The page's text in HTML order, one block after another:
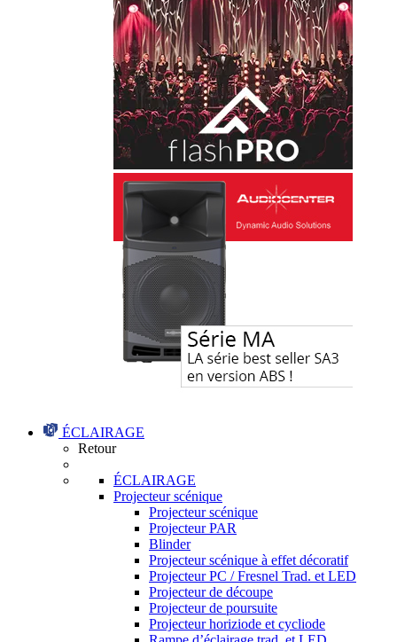
ÉCLAIRAGE
Retour
ÉCLAIRAGE
Projecteur scénique
Projecteur scénique
Projecteur PAR
Blinder
Projecteur scénique à effet décoratif
Projecteur PC / Fresnel Trad. et LED
Projecteur de découpe
Projecteur de poursuite
Projecteur horiziode et cycliode